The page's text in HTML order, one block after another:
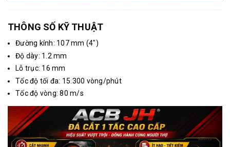
THÔNG SỐ KỸ THUẬT
Đường kính: 107 mm (4")
Độ dày: 1.2 mm
Lỗ trục: 16 mm
Tốc độ tối đa: 15.300 vòng/phút
Tốc độ vòng: 80 m/s